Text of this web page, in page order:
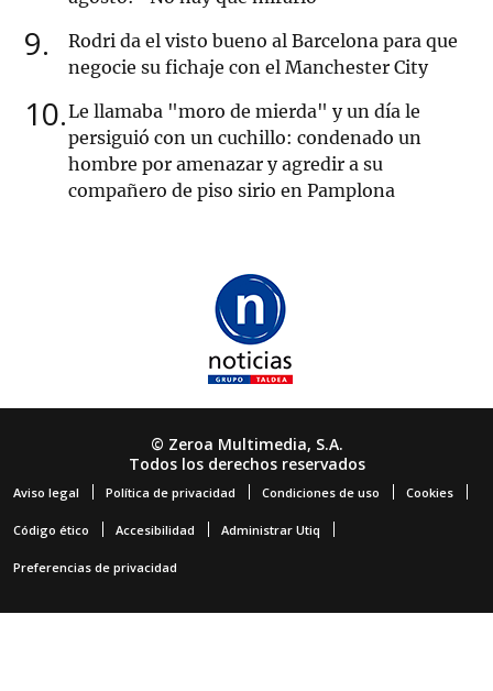
9
Rodri da el visto bueno al Barcelona para que
negocie su fichaje con el Manchester City
10 Le llamaba "moro de mierda" y un día le
persiguió con un cuchillo: condenado un
hombre por amenazar y agredir a su
compañero de piso sirio en Pamplona
© Zeroa Multimedia, S.A.
Todos los derechos reservados
Aviso legal Política de privacidad Condiciones de uso Cookies
Código ético Accesibilidad Administrar Utiq
Preferencias de privacidad